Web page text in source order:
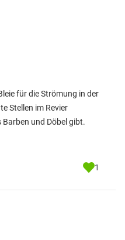
für die Strömung in der
Stellen im Revier
und Döbel gibt.
1